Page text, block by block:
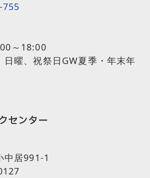
～18:00
日曜、祝祭日GW夏季・年末年
センター
中居991-1